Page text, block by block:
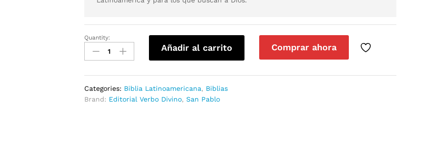
Quantity:
Añadir al carrito Comprar ahora
Categories: Biblia Latinoamericana, Biblias
Brand: Editorial Verbo Divino,San Pablo